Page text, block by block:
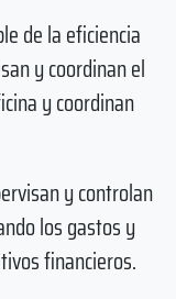
de la eficiencia
y coordinan el
y coordinan
y controlan
los gastos y
financieros.